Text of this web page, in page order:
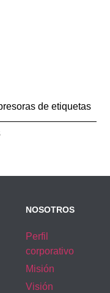
de etiquetas
NOSOTROS
Perfil
corporativo
Misión
Visión